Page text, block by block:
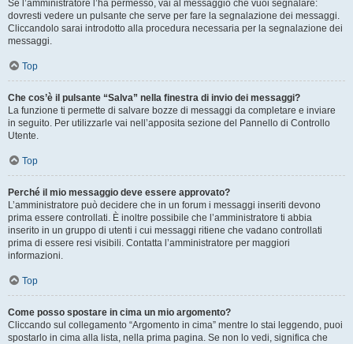
Se l’amministratore l’ha permesso, vai al messaggio che vuoi segnalare:
dovresti vedere un pulsante che serve per fare la segnalazione dei messaggi.
Cliccandolo sarai introdotto alla procedura necessaria per la segnalazione dei
messaggi.
Top
Che cos’è il pulsante “Salva” nella finestra di invio dei messaggi?
La funzione ti permette di salvare bozze di messaggi da completare e inviare
in seguito. Per utilizzarle vai nell’apposita sezione del Pannello di Controllo
Utente.
Top
Perché il mio messaggio deve essere approvato?
L’amministratore può decidere che in un forum i messaggi inseriti devono
prima essere controllati. È inoltre possibile che l’amministratore ti abbia
inserito in un gruppo di utenti i cui messaggi ritiene che vadano controllati
prima di essere resi visibili. Contatta l’amministratore per maggiori
informazioni.
Top
Come posso spostare in cima un mio argomento?
Cliccando sul collegamento “Argomento in cima” mentre lo stai leggendo, puoi
spostarlo in cima alla lista, nella prima pagina. Se non lo vedi, significa che